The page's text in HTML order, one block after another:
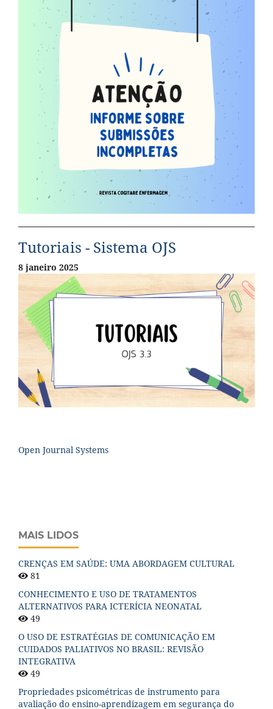
Tutoriais - Sistema OJS
8 janeiro 2025
Open Journal Systems
MAIS LIDOS
CRENÇAS EM SAÚDE: UMA ABORDAGEM CULTURAL
81
CONHECIMENTO E USO DE TRATAMENTOS
ALTERNATIVOS PARA ICTERÍCIA NEONATAL
49
O USO DE ESTRATÉGIAS DE COMUNICAÇÃO EM
CUIDADOS PALIATIVOS NO BRASIL: REVISÃO
INTEGRATIVA
49
Propriedades psicométricas de instrumento para
avaliação do ensino-aprendizagem em segurança do